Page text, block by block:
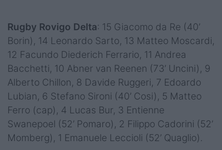
Rugby Rovigo Delta: 15 Giacomo da Re (40’
Borin), 14 Leonardo Sarto, 13 Matteo Moscardi,
12 Facundo Diederich Ferrario, 11 Andrea
Bacchetti, 10 Abner van Reenen (73’ Uncini), 9
Alberto Chillon, 8 Davide Ruggeri, 7 Edoardo
Lubian, 6 Stefano Sironi (40’ Cosi), 5 Matteo
Ferro (cap), 4 Lucas Bur, 3 Entienne
Swanepoel (52’ Pomaro), 2 Filippo Cadorini (52’
Momberg), 1 Emanuele Leccioli (52’ Quaglio).